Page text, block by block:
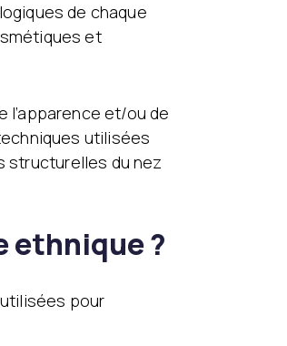
de chaque
et
l’apparence et/ou de
utilisées
structurelles du nez
ethnique ?
pour